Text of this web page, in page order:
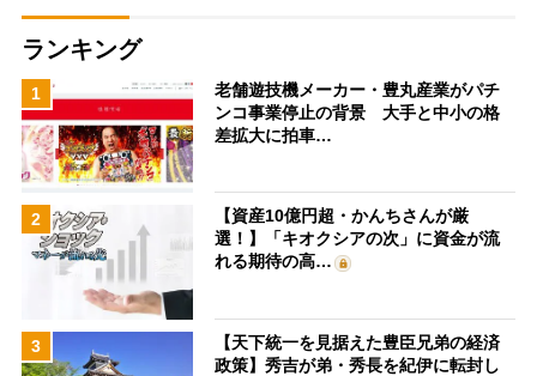
ランキング
1
老舗遊技機メーカー・豊丸産業がパチ
ンコ事業停止の背景 大手と中小の格
差拡大に拍車…
2
【資産10億円超・かんちさんが厳
選！】「キオクシアの次」に資金が流
れる期待の高…
3
【天下統一を見据えた豊臣兄弟の経済
政策】秀吉が弟・秀長を紀伊に転封し